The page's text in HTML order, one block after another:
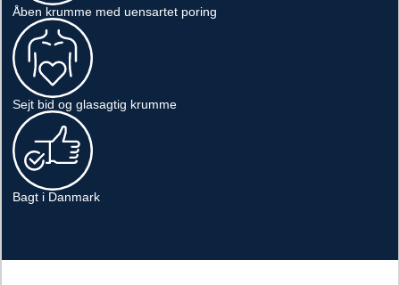
Åben krumme med uensartet poring
Sejt bid og glasagtig krumme
Bagt i Danmark